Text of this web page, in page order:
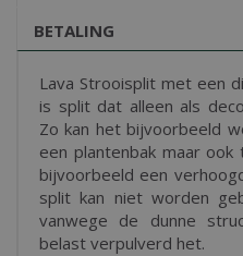
BETALING
Lava Strooisplit met een
is split dat alleen als
Zo kan het bijvoorbeeld
een plantenbak maar
bijvoorbeeld een
split kan niet worden
vanwege de dunne
belast verpulverd het.